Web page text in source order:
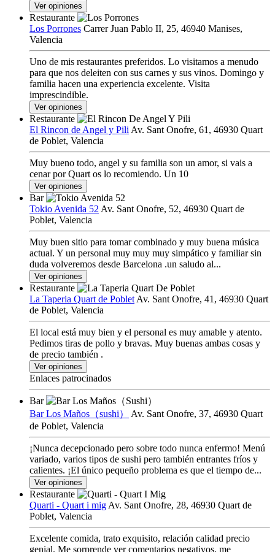
Ver opiniones
Restaurante
Los Porrones Carrer Juan Pablo II, 25, 46940 Manises,
Valencia
Uno de mis restaurantes preferidos. Lo visitamos a menudo
para que nos deleiten con sus carnes y sus vinos. Domingo y
familia hacen una experiencia excelente. Visita
imprescindible.
Ver opiniones
Restaurante
El Rincon de Angel y PiliAv. Sant Onofre, 61, 46930 Quart
de Poblet, Valencia
Muy bueno todo, angel y su familia son un amor, si vais a
cenar por Quart os lo recomiendo. Un 10
Ver opiniones
Bar
Tokio Avenida 52Av. Sant Onofre, 52, 46930 Quart de
Poblet, Valencia
Muy buen sitio para tomar combinado y muy buena música
actual. Y un personal muy muy muy simpático y familiar sin
duda volveremos desde Barcelona .un saludo al...
Ver opiniones
Restaurante
La Taperia Quart de PobletAv. Sant Onofre, 41, 46930 Quart
de Poblet, Valencia
El local está muy bien y el personal es muy amable y atento.
Pedimos tiras de pollo y bravas. Muy buenas ambas cosas y
de precio también .
Ver opiniones
Enlaces patrocinados
Bar
Bar Los Maños（sushi）
Av. Sant Onofre, 37, 46930 Quart
de Poblet, Valencia
¡Nunca decepcionado pero sobre todo nunca enfermo! Menú
variado, varios tipos de sushi pero también entrantes fríos y
calientes. ¡El único pequeño problema es que el tiempo de...
Ver opiniones
Restaurante
Quarti - Quart i migAv. Sant Onofre, 28, 46930 Quart de
Poblet, Valencia
Excelente comida, trato exquisito, relación calidad precio
genial. Me sorprende ver comentarios negativos, me